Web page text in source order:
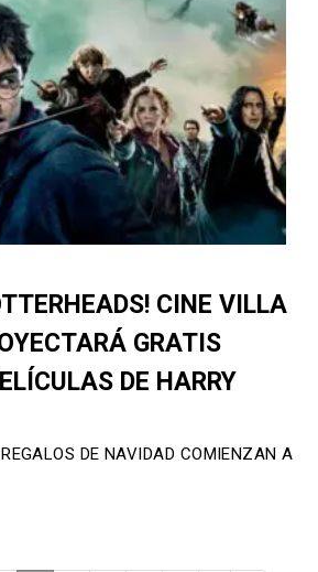
CINE VILLA
GRATIS
DE HARRY
DE NAVIDAD COMIENZAN A